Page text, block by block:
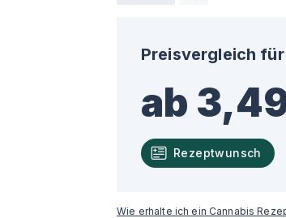
Preisvergleich für
ab
Rezeptwunsch
Wie erhalte ich ein Cannabis